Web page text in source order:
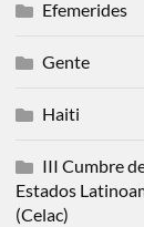
Efemerides
Gente
Haiti
III Cumbre
Estados
(Celac)